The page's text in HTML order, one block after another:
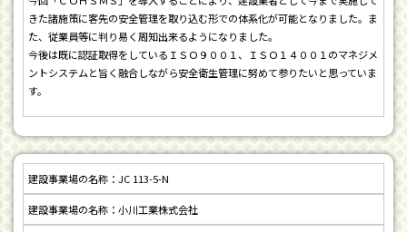
きた諸施策に客先の安全管理を取り込む形での体系化が可能となりました。ま
た、従業員等に判り易く周知出来るようになりました。
今後は既に認証取得をしているＩＳＯ９００１、ＩＳＯ１４００１のマネジメ
ントシステムと旨く融合しながら安全衛生管理に努めて参りたいと思っていま
す。
JC 113-5-N
小川工業株式会社